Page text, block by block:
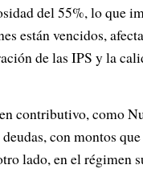
del 55%, lo que
están vencidos,
de las IPS y la
contributivo, como
con montos
lado, en el régimen